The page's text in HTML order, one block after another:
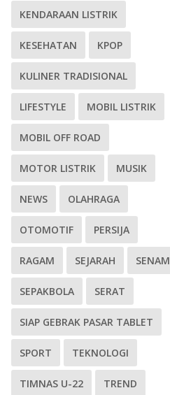
KENDARAAN LISTRIK
KESEHATAN KPOP
KULINER TRADISIONAL
LIFESTYLE MOBIL LISTRIK
MOBIL OFF ROAD
MOTOR LISTRIK MUSIK
NEWS OLAHRAGA
OTOMOTIF PERSIJA
RAGAM SEJARAH SENAM
SEPAKBOLA SERAT
SIAP GEBRAK PASAR TABLET
SPORT TEKNOLOGI
TIMNAS U-22 TREND